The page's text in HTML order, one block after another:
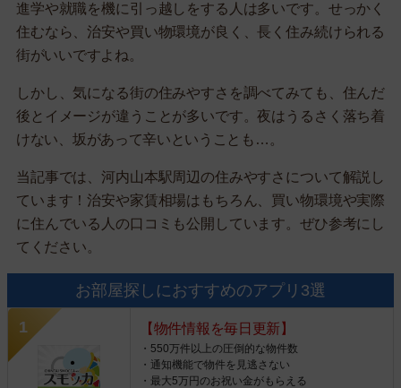
進学や就職を機に引っ越しをする人は多いです。せっかく
住むなら、治安や買い物環境が良く、長く住み続けられる
街がいいですよね。
しかし、気になる街の住みやすさを調べてみても、住んだ
後とイメージが違うことが多いです。夜はうるさく落ち着
けない、坂があって辛いということも…。
当記事では、河内山本駅周辺の住みやすさについて解説し
ています！治安や家賃相場はもちろん、買い物環境や実際
に住んでいる人の口コミも公開しています。ぜひ参考にし
てください。
お部屋探しにおすすめのアプリ3選
【物件情報を毎日更新】
・550万件以上の圧倒的な物件数
・通知機能で物件を見逃さない
・最大5万円のお祝い金がもらえる